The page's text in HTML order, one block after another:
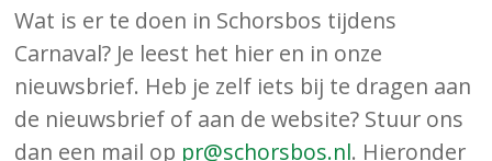
Wat is er te doen in Schorsbos tijdens
Carnaval? Je leest het hier en in onze
nieuwsbrief. Heb je zelf iets bij te dragen aan
de nieuwsbrief of aan de website? Stuur ons
dan een mail op pr@schorsbos.nl. Hieronder